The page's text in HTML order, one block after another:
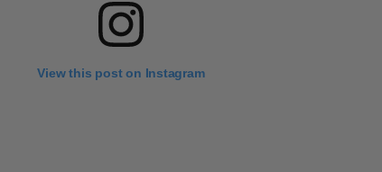
View this post on Instagram